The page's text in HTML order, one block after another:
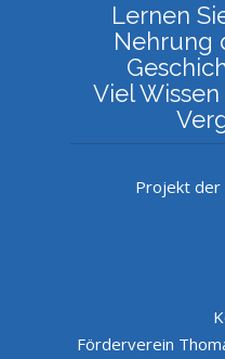
Lernen
Nehrung
Viel
Projekt der
Förderverein